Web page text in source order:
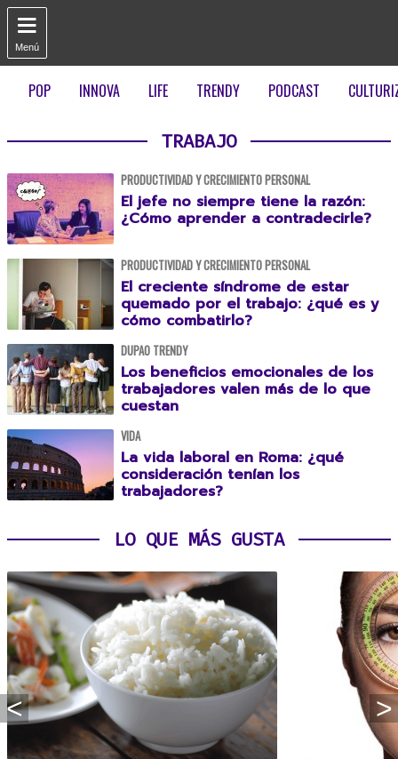

Menú
POP INNOVA LIFE TRENDY PODCAST
TRABAJO
PRODUCTIVIDAD Y CRECIMIENTO PERSONAL
El jefe no siempre tiene la razón:
¿Cómo aprender a contradecirle?
PRODUCTIVIDAD Y CRECIMIENTO PERSONAL
El creciente síndrome de estar
quemado por el trabajo: ¿qué es y
cómo combatirlo?
DUPAO TRENDY
Los beneficios emocionales de los
trabajadores valen más de lo que
cuestan
VIDA
La vida laboral en Roma: ¿qué
consideración tenían los
trabajadores?
LO QUE MÁS GUSTA